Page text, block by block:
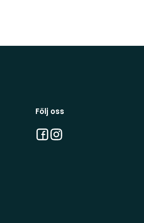
Följ oss
Facebook
Instagram